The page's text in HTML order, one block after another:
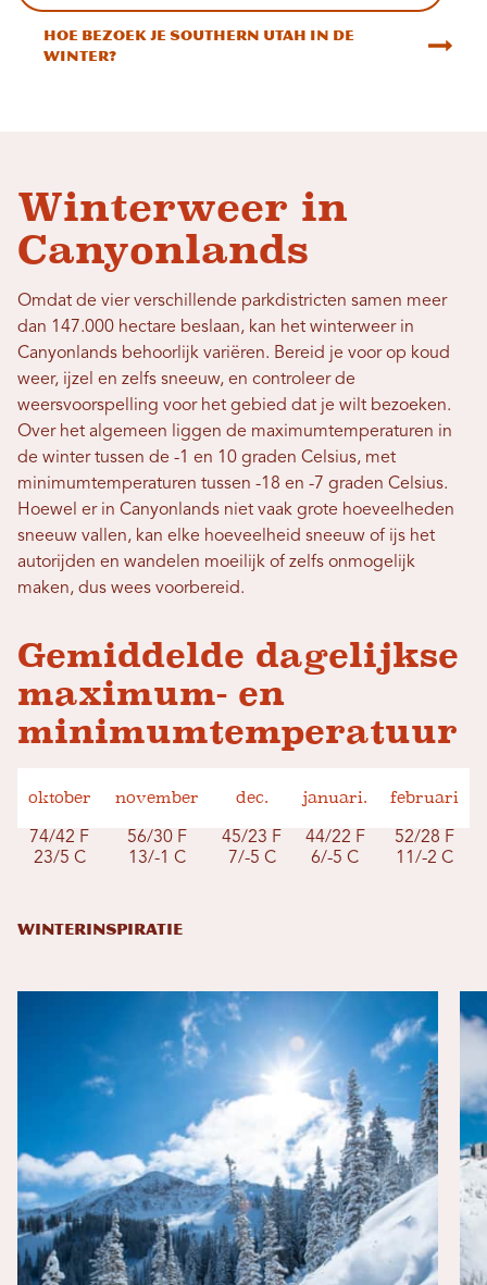
Hoe bezoek je Southern Utah in de
winter?
Winterweer in
Canyonlands
Omdat de vier verschillende parkdistricten samen meer
dan 147.000 hectare beslaan, kan het winterweer in
Canyonlands behoorlijk variëren. Bereid je voor op koud
weer, ijzel en zelfs sneeuw, en controleer de
weersvoorspelling voor het gebied dat je wilt bezoeken.
Over het algemeen liggen de maximumtemperaturen in
de winter tussen de -1 en 10 graden Celsius, met
minimumtemperaturen tussen -18 en -7 graden Celsius.
Hoewel er in Canyonlands niet vaak grote hoeveelheden
sneeuw vallen, kan elke hoeveelheid sneeuw of ijs het
autorijden en wandelen moeilijk of zelfs onmogelijk
maken, dus wees voorbereid.
Gemiddelde dagelijkse
maximum- en
minimumtemperatuur
oktober november dec. januari. februari
74/42 F
23/5 C
56/30 F
13/-1 C
45/23 F
7/-5 C
44/22 F
6/-5 C
52/28 F
11/-2 C
WINTERINSPIRATIE